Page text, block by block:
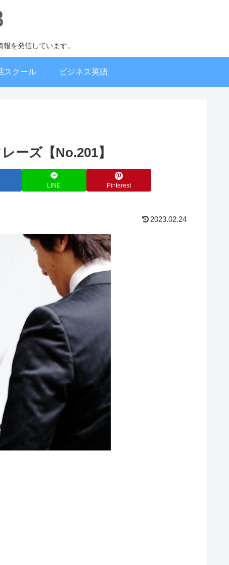
を発信しています。
スクール ビジネス英語
ーズ【No.201】
LINE Pinterest
2023.02.24